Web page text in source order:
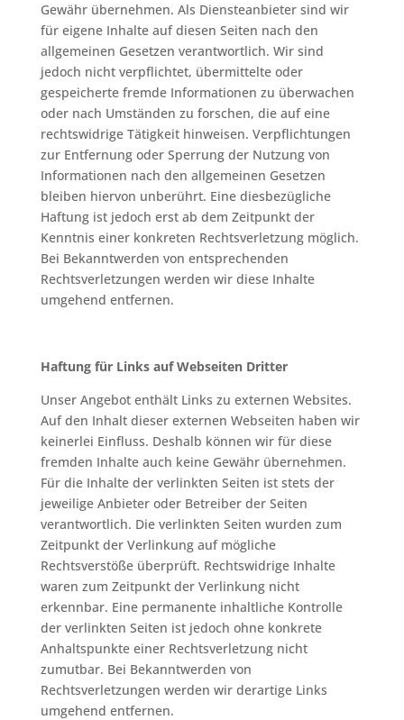
Gewähr übernehmen. Als Diensteanbieter sind wir
für eigene Inhalte auf diesen Seiten nach den
allgemeinen Gesetzen verantwortlich. Wir sind
jedoch nicht verpflichtet, übermittelte oder
gespeicherte fremde Informationen zu überwachen
oder nach Umständen zu forschen, die auf eine
rechtswidrige Tätigkeit hinweisen. Verpflichtungen
zur Entfernung oder Sperrung der Nutzung von
Informationen nach den allgemeinen Gesetzen
bleiben hiervon unberührt. Eine diesbezügliche
Haftung ist jedoch erst ab dem Zeitpunkt der
Kenntnis einer konkreten Rechtsverletzung möglich.
Bei Bekanntwerden von entsprechenden
Rechtsverletzungen werden wir diese Inhalte
umgehend entfernen.
Haftung für Links auf Webseiten Dritter
Unser Angebot enthält Links zu externen Websites.
Auf den Inhalt dieser externen Webseiten haben wir
keinerlei Einfluss. Deshalb können wir für diese
fremden Inhalte auch keine Gewähr übernehmen.
Für die Inhalte der verlinkten Seiten ist stets der
jeweilige Anbieter oder Betreiber der Seiten
verantwortlich. Die verlinkten Seiten wurden zum
Zeitpunkt der Verlinkung auf mögliche
Rechtsverstöße überprüft. Rechtswidrige Inhalte
waren zum Zeitpunkt der Verlinkung nicht
erkennbar. Eine permanente inhaltliche Kontrolle
der verlinkten Seiten ist jedoch ohne konkrete
Anhaltspunkte einer Rechtsverletzung nicht
zumutbar. Bei Bekanntwerden von
Rechtsverletzungen werden wir derartige Links
umgehend entfernen.